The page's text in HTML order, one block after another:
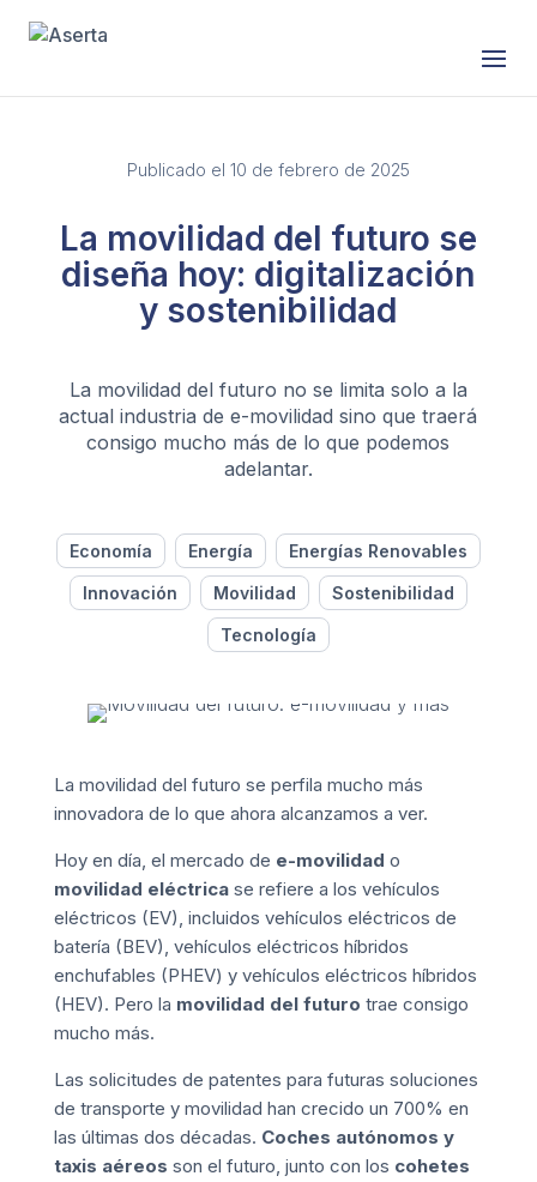
Publicado el 10 de febrero de 2025
La movilidad del futuro se
diseña hoy: digitalización
y sostenibilidad
La movilidad del futuro no se limita solo a la
actual industria de e-movilidad sino que traerá
consigo mucho más de lo que podemos
adelantar.
Economía Energía Energías Renovables
Innovación Movilidad Sostenibilidad
Tecnología
La movilidad del futuro se perfila mucho más
innovadora de lo que ahora alcanzamos a ver.
Hoy en día, el mercado de e-movilidad o
movilidad eléctrica se refiere a los vehículos
eléctricos (EV), incluidos vehículos eléctricos de
batería (BEV), vehículos eléctricos híbridos
enchufables (PHEV) y vehículos eléctricos híbridos
(HEV). Pero la movilidad del futuro trae consigo
mucho más.
Las solicitudes de patentes para futuras soluciones
de transporte y movilidad han crecido un 700% en
las últimas dos décadas. Coches autónomos y
taxis aéreos son el futuro, junto con los cohetes